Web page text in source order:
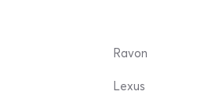
Ravon
Lexus